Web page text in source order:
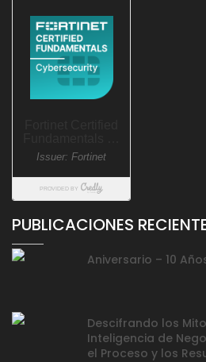
PUBLICACIONES
Aniversario – 10
Descifrando los
Inteligencia de
el Proceso y los